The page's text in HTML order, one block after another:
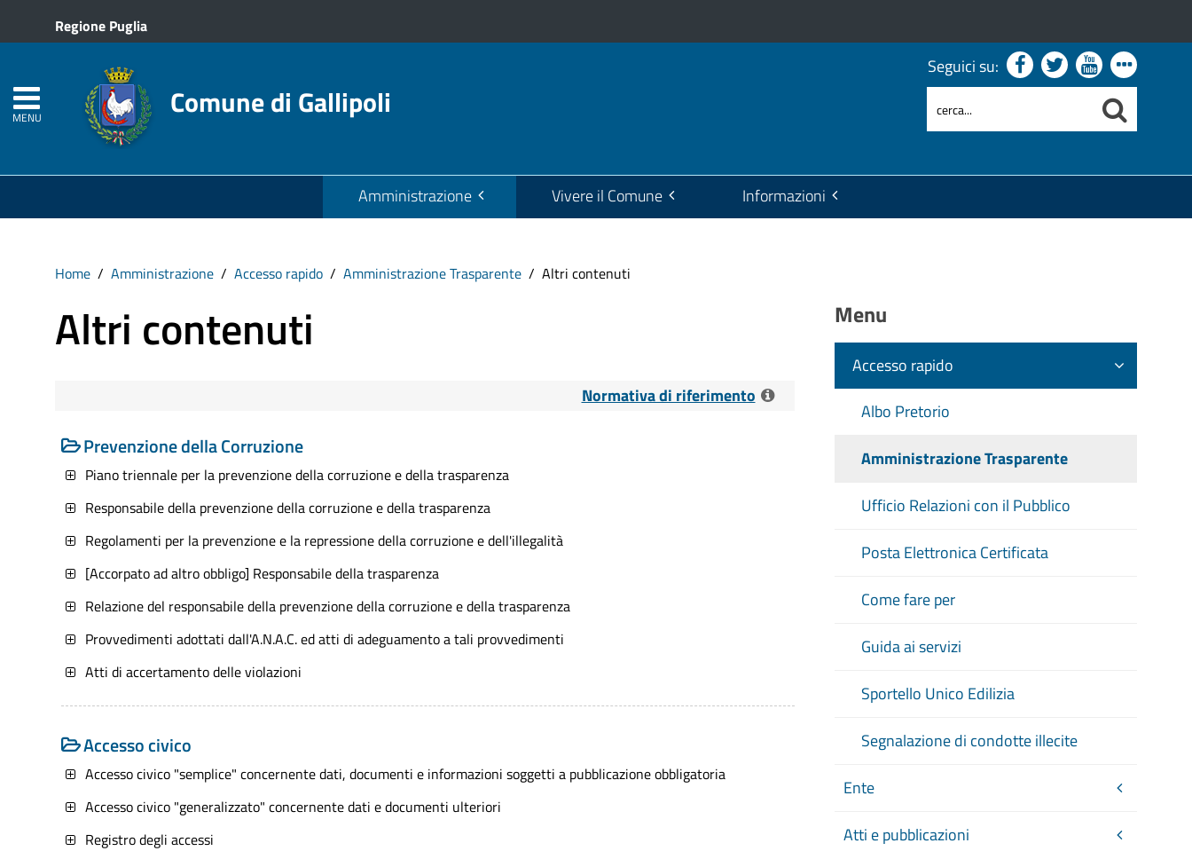
Regione Puglia
MENU Comune di Gallipoli
Seguici su:
Amministrazione Vivere il Comune Informazioni
Home Amministrazione Accesso rapido Amministrazione Trasparente Altri contenuti
Altri contenuti
Normativa di riferimento
Riferimenti normativi:
D. Lgs. 14 Marzo 2013 n. 33 Art. 10, c. 8, lett. a) - Coordinamento con il Piano triennale per la
prevenzione della corruzione
D. Lgs. 14 Marzo 2013 n. 33 Art. 43, c. 1 - Responsabile per la trasparenza
D. Lgs. 14 Marzo 2013 n. 33 Art. 7-bis, c. 3 - Riutilizzo dei dati pubblicati
D. Lgs. 14 Marzo 2013 n. 33 Art. 5, c. 1, c. 2 - Accesso civico a dati e documenti
Legge n. 190/2012 Art. 1, c. 3, c. 8, c. 9 lett f), c. 14 - Disposizioni per la prevenzione e la
repressione della corruzione e dell'illegalita' nella pubblica amministrazione
Linee guida Anac FOIA (del. 1309/2016) - Linee guida recanti indicazioni operative ai fini della
definizione delle esclusioni e dei limiti all'accesso civico di cui all'art. 5 co. 2 del D. Lgs 33/2013
D. Lgs. 82/2005 (modificato dall'art. 43 del d.lgs. 179/16) Art. 53, c. 1, c. 1-bis - Siti Internet delle
pubbliche amministrazioni
Prevenzione della Corruzione
Piano triennale per la prevenzione della corruzione e della trasparenza
Responsabile della prevenzione della corruzione e della trasparenza
Regolamenti per la prevenzione e la repressione della corruzione e dell'illegalità
[Accorpato ad altro obbligo] Responsabile della trasparenza
Relazione del responsabile della prevenzione della corruzione e della trasparenza
Provvedimenti adottati dall'A.N.A.C. ed atti di adeguamento a tali provvedimenti
Atti di accertamento delle violazioni
Accesso civico
Accesso civico "semplice" concernente dati, documenti e informazioni soggetti a pubblicazione obbligatoria
Accesso civico "generalizzato" concernente dati e documenti ulteriori
Registro degli accessi
Menu
Accesso rapido
Albo Pretorio
Amministrazione Trasparente
Ufficio Relazioni con il Pubblico
Posta Elettronica Certificata
Come fare per
Guida ai servizi
Sportello Unico Edilizia
Segnalazione di condotte illecite
Ente
Atti e pubblicazioni